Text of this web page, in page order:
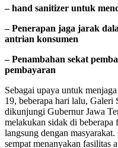
– hand sanitizer untuk
– Penerapan jaga jarak
antrian konsumen
– Penambahan sekat
pembayaran
Sebagai upaya untuk
19, beberapa hari lalu, Galeri
dikunjungi Gubernur Jawa
melakukan sidak di
langsung dengan
sempat menanyakan fasilitas